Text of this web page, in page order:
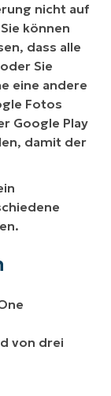
nicht auf
können
dass alle
Sie
eine andere
Fotos
Google Play
damit der
von drei